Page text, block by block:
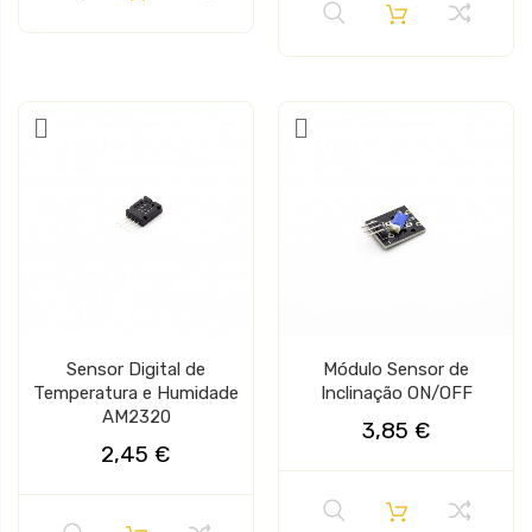
Sensor Digital de
Temperatura e Humidade
AM2320
2,45 €
Módulo Sensor de
Inclinação ON/OFF
3,85 €